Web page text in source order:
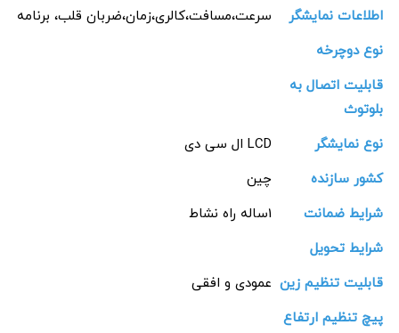
اطلاعات نمایشگر
سرعت،مسافت،کالری،زمان،ضربان قلب، برنامه
نوع دوچرخه
قابلیت اتصال به
بلوتوث
نوع نمایشگر
LCD ال سی دی
کشور سازنده
چین
شرایط ضمانت
1ساله راه نشاط
شرایط تحویل
قابلیت تنظیم زین عمودی و افقی
پیچ تنظیم ارتفاع